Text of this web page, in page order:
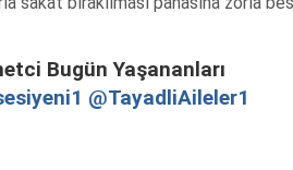
Bugün Yaşananları
@TayadliAileler1